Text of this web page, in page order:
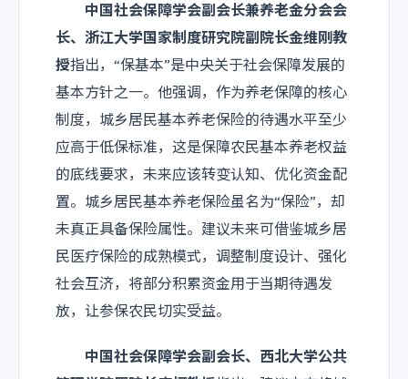
中国社会保障学会副会长兼养老金分会会
长、浙江大学国家制度研究院副院长金维刚教
授指出，“保基本”是中央关于社会保障发展的
基本方针之一。他强调，作为养老保障的核心
制度，城乡居民基本养老保险的待遇水平至少
应高于低保标准，这是保障农民基本养老权益
的底线要求，未来应该转变认知、优化资金配
置。城乡居民基本养老保险虽名为“保险”，却
未真正具备保险属性。建议未来可借鉴城乡居
民医疗保险的成熟模式，调整制度设计、强化
社会互济，将部分积累资金用于当期待遇发
放，让参保农民切实受益。
中国社会保障学会副会长、西北大学公共